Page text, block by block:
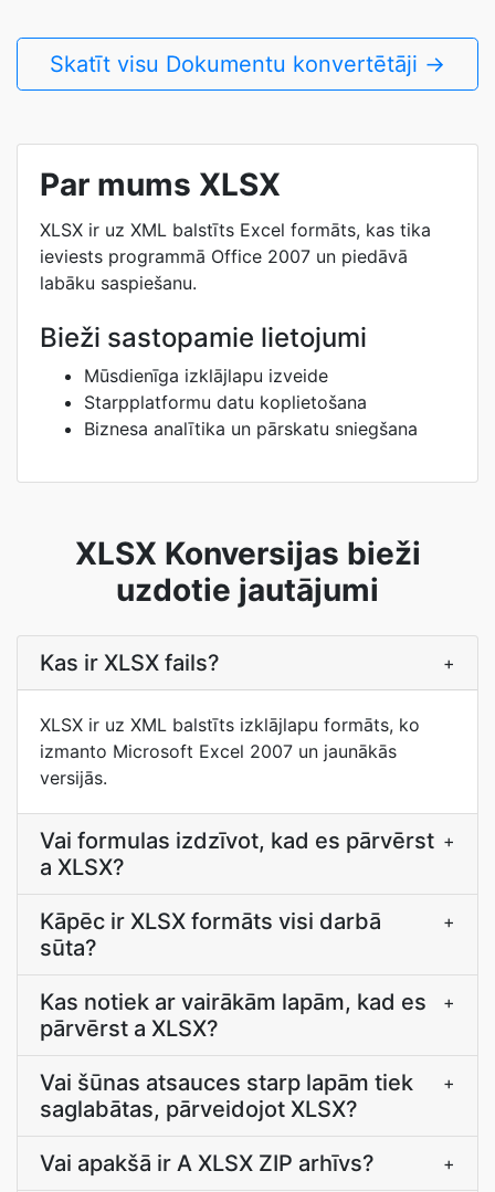
Skatīt visu Dokumentu konvertētāji →
Par mums XLSX
XLSX ir uz XML balstīts Excel formāts, kas tika
ieviests programmā Office 2007 un piedāvā
labāku saspiešanu.
Bieži sastopamie lietojumi
Mūsdienīga izklājlapu izveide
Starpplatformu datu koplietošana
Biznesa analītika un pārskatu sniegšana
XLSX Konversijas bieži
uzdotie jautājumi
Kas ir XLSX fails? +
XLSX ir uz XML balstīts izklājlapu formāts, ko
izmanto Microsoft Excel 2007 un jaunākās
versijās.
Vai formulas izdzīvot, kad es pārvērst
a XLSX?
+
Kāpēc ir XLSX formāts visi darbā
sūta?
+
Kas notiek ar vairākām lapām, kad es
pārvērst a XLSX?
+
Vai šūnas atsauces starp lapām tiek
saglabātas, pārveidojot XLSX?
+
Vai apakšā ir A XLSX ZIP arhīvs? +